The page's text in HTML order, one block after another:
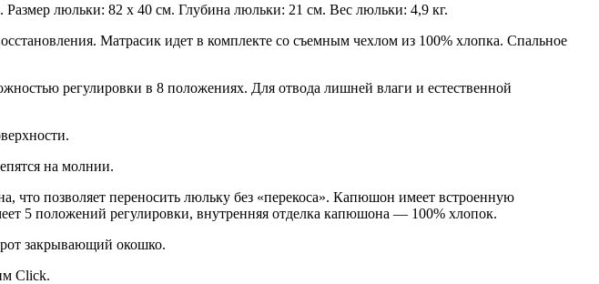
люльки: 82 х 40 см. Глубина люльки: 21 см. Вес люльки: 4,9 кг.
Матрасик идет в комплекте со съемным чехлом из 100% хлопка. Спальное
регулировки в 8 положениях. Для отвода лишней влаги и естественной
на молнии.
позволяет переносить люльку без «перекоса». Капюшон имеет встроенную
5 положений регулировки, внутренняя отделка капюшона — 100% хлопок.
закрывающий окошко.
Click.